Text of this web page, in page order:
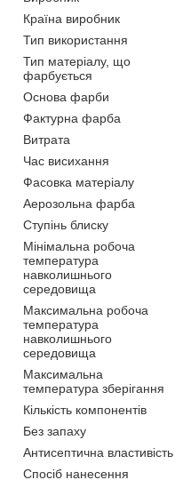
Країна виробник
Тип використання
Тип матеріалу, що
фарбується
Основа фарби
Фактурна фарба
Витрата
Час висихання
Фасовка матеріалу
Аерозольна фарба
Ступінь блиску
Мінімальна робоча
температура
навколишнього
середовища
Максимальна робоча
температура
навколишнього
середовища
Максимальна
температура зберігання
Кількість компонентів
Без запаху
Антисептична властивість
Спосіб нанесення